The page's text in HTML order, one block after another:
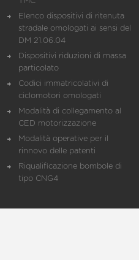
Elenco dispositivi di ritenuta
stradale omologati ai sensi del
DM 21.06.04
Dispositivi riduzioni di massa
particolato
Codici immatricolativi di
ciclomotori omologati
Modalità di collegamento al
CED motorizzazione
Modalità operative per il
rinnovo delle patenti
Riqualificazione bombole di
tipo CNG4